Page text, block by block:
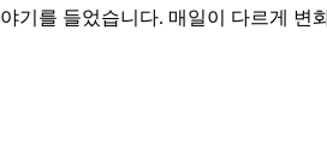
를 들었습니다. 매일이 다르게